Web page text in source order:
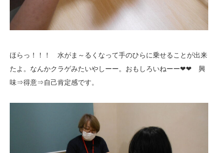
ほらっ！！！ 水がま～るくなって手のひらに乗せることが出来
たよ。なんかクラゲみたいやしーー。おもしろいねーー❤❤ 興
味⇒得意⇒自己肯定感です。